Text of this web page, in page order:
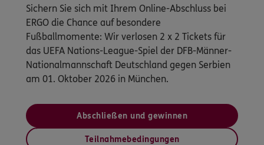
Sichern Sie sich mit Ihrem Online-Abschluss bei
ERGO die Chance auf besondere
Fußballmomente: Wir verlosen 2 x 2 Tickets für
das UEFA Nations-League-Spiel der DFB-Männer-
Nationalmannschaft Deutschland gegen Serbien
am 01. Oktober 2026 in München.
Abschließen und gewinnen
Teilnahmebedingungen